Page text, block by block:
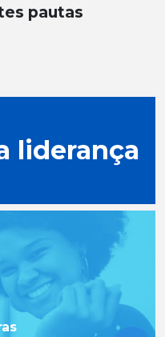
pautas
liderança